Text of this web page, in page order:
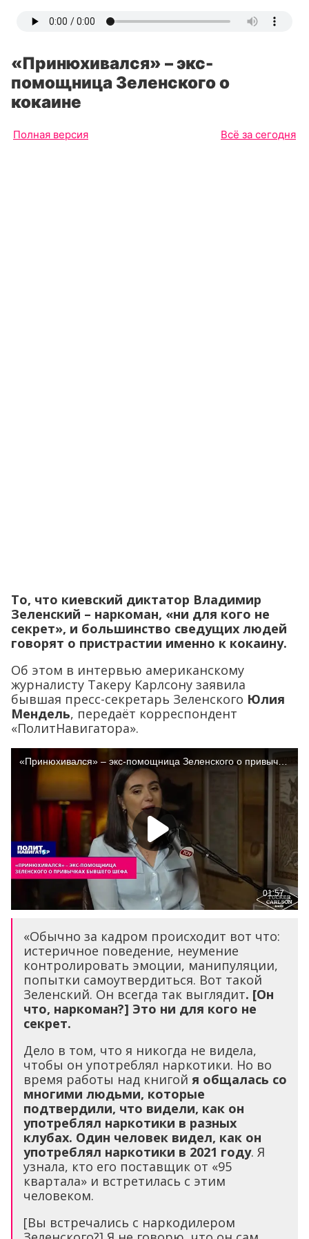
«Принюхивался» – экс-
помощница Зеленского о
кокаине
Полная версия Всё за сегодня
То, что киевский диктатор Владимир
Зеленский – наркоман, «ни для кого не
секрет», и большинство сведущих людей
говорят о пристрастии именно к кокаину.
Об этом в интервью американскому
журналисту Такеру Карлсону заявила
бывшая пресс-секретарь Зеленского Юлия
Мендель, передаёт корреспондент
«ПолитНавигатора».
«Обычно за кадром происходит вот что:
истеричное поведение, неумение
контролировать эмоции, манипуляции,
попытки самоутвердиться. Вот такой
Зеленский. Он всегда так выглядит. [Он
что, наркоман?] Это ни для кого не
секрет.
Дело в том, что я никогда не видела,
чтобы он употреблял наркотики. Но во
время работы над книгой я общалась со
многими людьми, которые
подтвердили, что видели, как он
употреблял наркотики в разных
клубах. Один человек видел, как он
употреблял наркотики в 2021 году. Я
узнала, кто его поставщик от «95
квартала» и встретилась с этим
человеком.
[Вы встречались с наркодилером